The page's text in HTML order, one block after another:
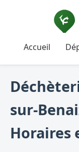
Accueil
sur-
Horaires